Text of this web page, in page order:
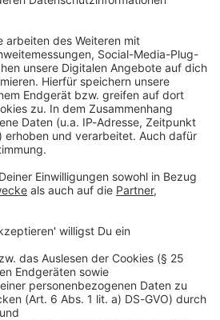
bleiben!
- mit unserem kostenlosen
Newsletter. Ob Nachrichten,
neuesten Aktionen - wir
dich.